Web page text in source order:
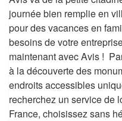
journée bien remplie en
pour des vacances en
besoins de votre
maintenant avec Avis !
à la découverte des
endroits accessibles
recherchez un service de
France, choisissez sans